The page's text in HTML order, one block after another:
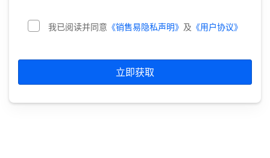
我已阅读并同意 《销售易隐私声明》 及 《用户协议》
立即获取